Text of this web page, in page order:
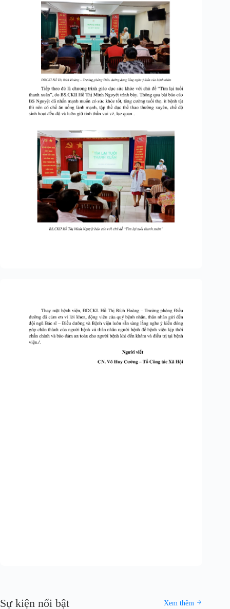
Sự kiện nổi bật Xem thêm